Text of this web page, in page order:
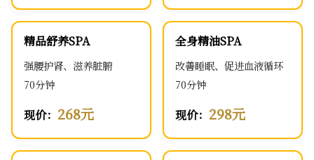
精品舒养SPA
强腰护肾、滋养脏腑
70分钟
现价： 268元
全身精油SPA
改善睡眠、促进血液循环
70分钟
现价： 298元